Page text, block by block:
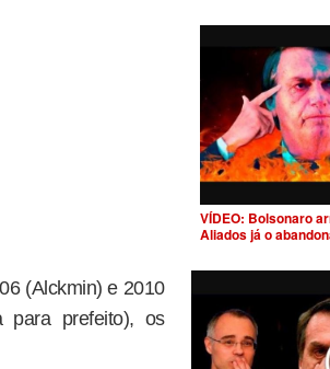
(Alckmin) e 2010
para prefeito), os
VÍDEO: Bolsonaro
Aliados já o